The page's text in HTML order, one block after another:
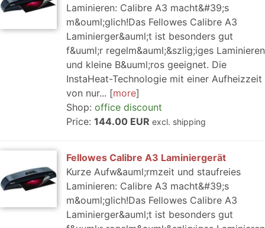
Laminieren: Calibre A3 macht&#39;s
m&ouml;glich!Das Fellowes Calibre A3
Laminierger&auml;t ist besonders gut
f&uuml;r regelm&auml;&szlig;iges Laminieren
und kleine B&uuml;ros geeignet. Die
InstaHeat-Technologie mit einer Aufheizzeit
von nur...
more
Shop: office discount
Price: 144.00 EUR excl. shipping
Fellowes Calibre A3 Laminiergerät
Kurze Aufw&auml;rmzeit und staufreies
Laminieren: Calibre A3 macht&#39;s
m&ouml;glich!Das Fellowes Calibre A3
Laminierger&auml;t ist besonders gut